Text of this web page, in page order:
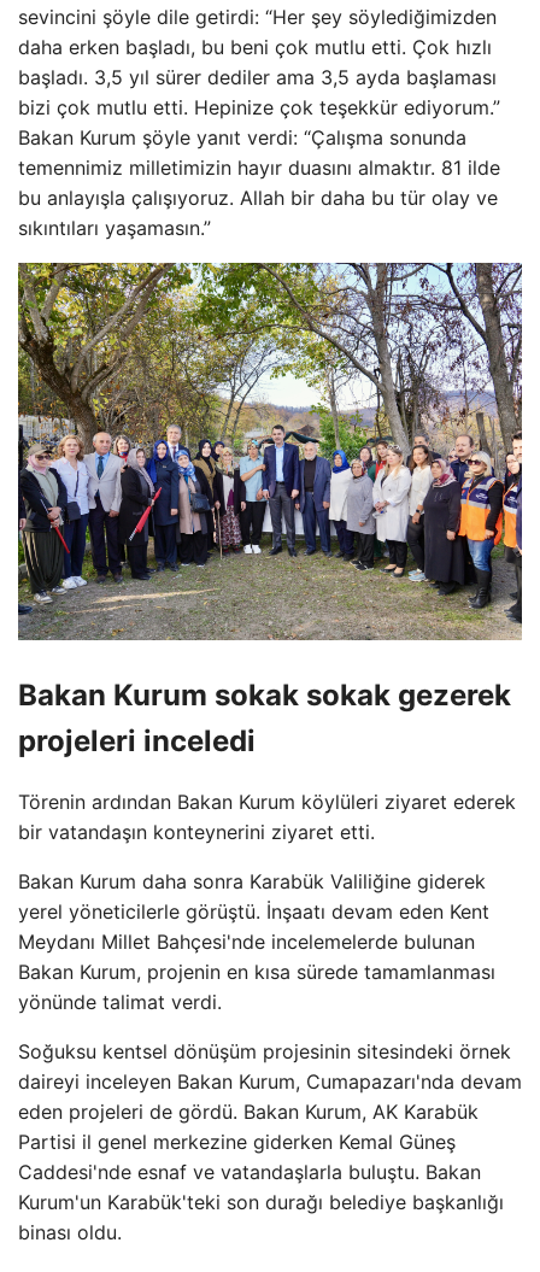
sevincini şöyle dile getirdi: “Her şey söylediğimizden
daha erken başladı, bu beni çok mutlu etti. Çok hızlı
başladı. 3,5 yıl sürer dediler ama 3,5 ayda başlaması
bizi çok mutlu etti. Hepinize çok teşekkür ediyorum.”
Bakan Kurum şöyle yanıt verdi: “Çalışma sonunda
temennimiz milletimizin hayır duasını almaktır. 81 ilde
bu anlayışla çalışıyoruz. Allah bir daha bu tür olay ve
sıkıntıları yaşamasın.”
Bakan Kurum sokak sokak gezerek
projeleri inceledi
Törenin ardından Bakan Kurum köylüleri ziyaret ederek
bir vatandaşın konteynerini ziyaret etti.
Bakan Kurum daha sonra Karabük Valiliğine giderek
yerel yöneticilerle görüştü. İnşaatı devam eden Kent
Meydanı Millet Bahçesi'nde incelemelerde bulunan
Bakan Kurum, projenin en kısa sürede tamamlanması
yönünde talimat verdi.
Soğuksu kentsel dönüşüm projesinin sitesindeki örnek
daireyi inceleyen Bakan Kurum, Cumapazarı'nda devam
eden projeleri de gördü. Bakan Kurum, AK Karabük
Partisi il genel merkezine giderken Kemal Güneş
Caddesi'nde esnaf ve vatandaşlarla buluştu. Bakan
Kurum'un Karabük'teki son durağı belediye başkanlığı
binası oldu.